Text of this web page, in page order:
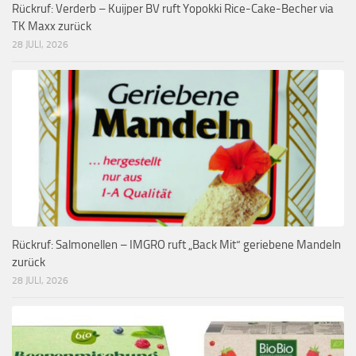
Rückruf: Verderb – Kuijper BV ruft Yopokki Rice-Cake-Becher via
TK Maxx zurück
28 JULI, 2026
Rückruf: Salmonellen – IMGRO ruft „Back Mit“ geriebene Mandeln
zurück
28 JULI, 2026